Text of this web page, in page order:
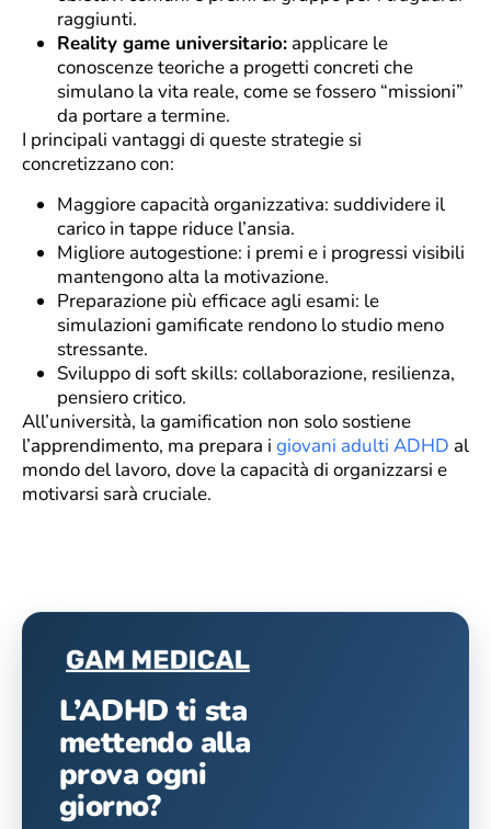
raggiunti.
Reality game universitario: applicare le
conoscenze teoriche a progetti concreti che
simulano la vita reale, come se fossero “missioni”
da portare a termine.
I principali vantaggi di queste strategie si
concretizzano con:
Maggiore capacità organizzativa: suddividere il
carico in tappe riduce l’ansia.
Migliore autogestione: i premi e i progressi visibili
mantengono alta la motivazione.
Preparazione più efficace agli esami: le
simulazioni gamificate rendono lo studio meno
stressante.
Sviluppo di soft skills: collaborazione, resilienza,
pensiero critico.
All’università, la gamification non solo sostiene
l’apprendimento, ma prepara i giovani adulti ADHD al
mondo del lavoro, dove la capacità di organizzarsi e
motivarsi sarà cruciale.
L’ADHD ti sta
mettendo alla
prova ogni
giorno?